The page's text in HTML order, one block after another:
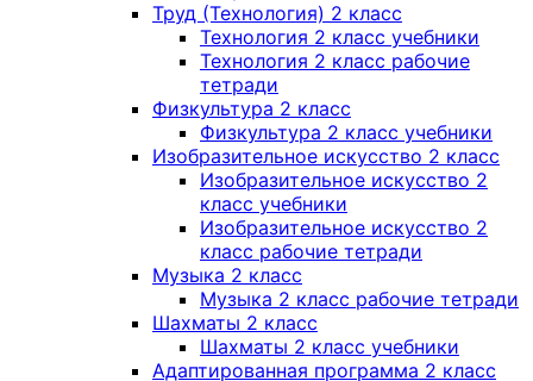
Труд (Технология) 2 класс
Технология 2 класс учебники
Технология 2 класс рабочие
тетради
Физкультура 2 класс
Физкультура 2 класс учебники
Изобразительное искусство 2 класс
Изобразительное искусство 2
класс учебники
Изобразительное искусство 2
класс рабочие тетради
Музыка 2 класс
Музыка 2 класс рабочие тетради
Шахматы 2 класс
Шахматы 2 класс учебники
Адаптированная программа 2 класс